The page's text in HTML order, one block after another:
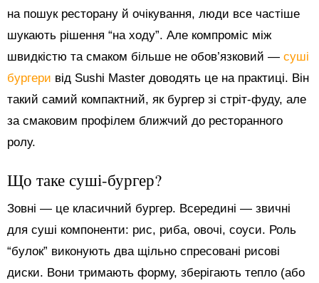
на пошук ресторану й очікування, люди все частіше
шукають рішення “на ходу”. Але компроміс між
швидкістю та смаком більше не обов’язковий — суші
бургери від Sushi Master доводять це на практиці. Він
такий самий компактний, як бургер зі стріт-фуду, але
за смаковим профілем ближчий до ресторанного
ролу.
Що таке суші-бургер?
Зовні — це класичний бургер. Всередині — звичні
для суші компоненти: рис, риба, овочі, соуси. Роль
“булок” виконують два щільно спресовані рисові
диски. Вони тримають форму, зберігають тепло (або